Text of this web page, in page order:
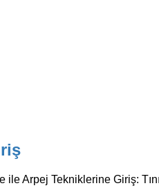
Arpej Tekniklerine Giriş: